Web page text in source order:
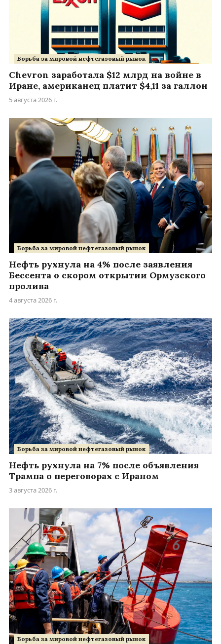
Борьба за мировой нефтегазовый рынок
Chevron заработала $12 млрд на войне в
Иране, американец платит $4,11 за галлон
5 августа 2026 г.
Борьба за мировой нефтегазовый рынок
Нефть рухнула на 4% после заявления
Бессента о скором открытии Ормузского
пролива
4 августа 2026 г.
Борьба за мировой нефтегазовый рынок
Нефть рухнула на 7% после объявления
Трампа о переговорах с Ираном
3 августа 2026 г.
Борьба за мировой нефтегазовый рынок